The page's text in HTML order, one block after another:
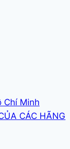
Chí Minh
CÁC HÃNG